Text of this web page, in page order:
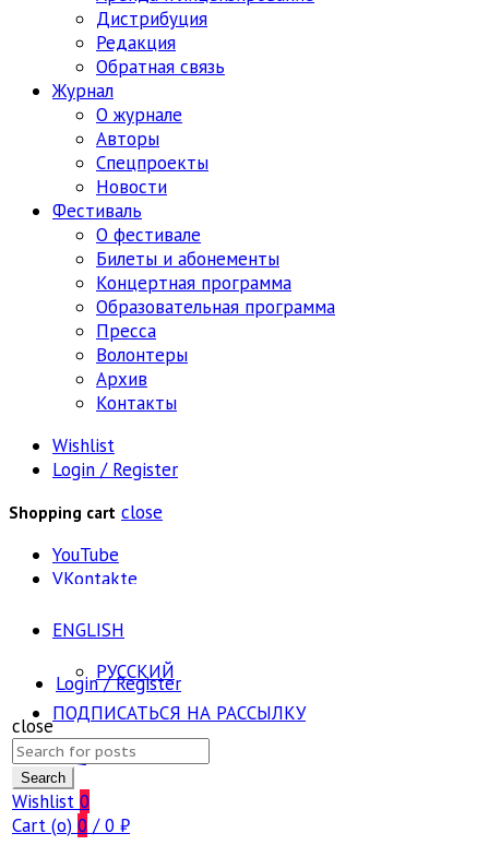
Дистрибуция
Редакция
Обратная связь
Журнал
О журнале
Авторы
Спецпроекты
Новости
Фестиваль
О фестивале
Билеты и абонементы
Концертная программа
Образовательная программа
Пресса
Волонтеры
Архив
Контакты
Wishlist
Login / Register
Shopping cart close
YouTube
VKontakte
ENGLISH
РУССКИЙ
ПОДПИСАТЬСЯ НА РАССЫЛКУ
FAQ
Login / Register
close
Search
for:
Search
Wishlist 0
Cart (o) 0 / 0 ₽